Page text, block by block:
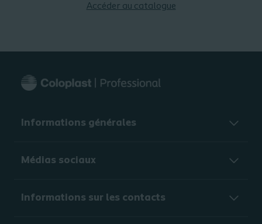
Accéder au catalogue
Informations générales​
Médias sociaux
Informations sur les contacts